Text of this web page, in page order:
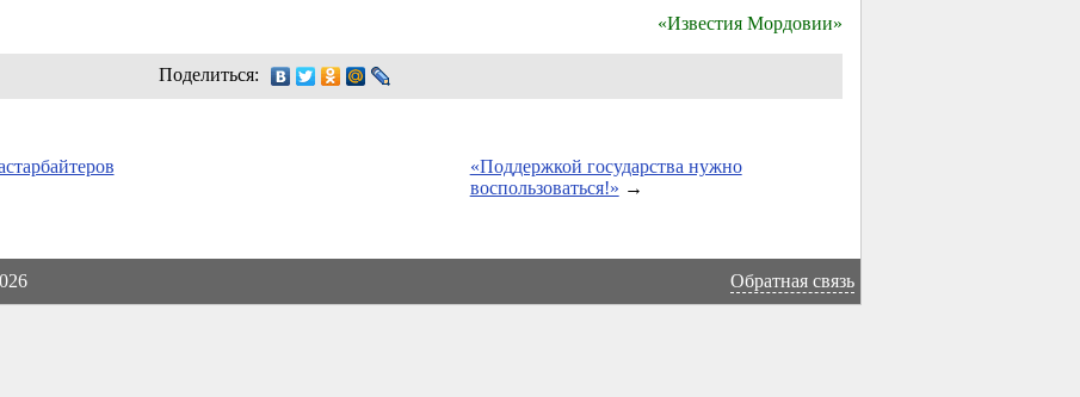
«Известия Мордовии»
Поделиться:
«Поддержкой государства нужно
воспользоваться!» →
Обратная связь